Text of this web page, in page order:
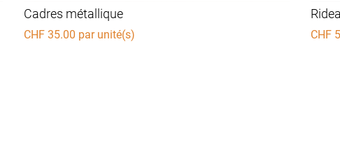
Cadres métallique
CHF35.00 par unité(s) CHF